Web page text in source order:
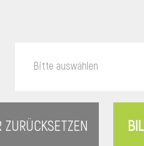
Bitte auswählen